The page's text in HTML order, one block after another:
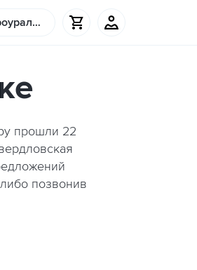
Североуральск
прошли 22
либо позвонив